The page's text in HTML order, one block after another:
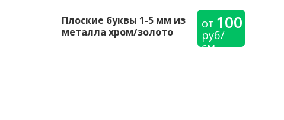
Плоские буквы 1-5 мм из
металла хром/золото
от
руб/
см
100